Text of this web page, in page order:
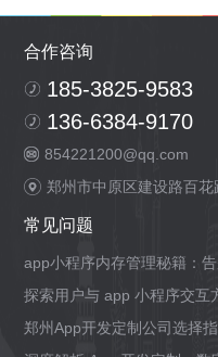
合作咨询
185-3825-9583
136-6384-9170
854221200@qq.com
郑州市中原区建设路百
常见问题
app小程序内存管理秘籍：
探索用户与 app 小程序交互
郑州App开发定制公司选择